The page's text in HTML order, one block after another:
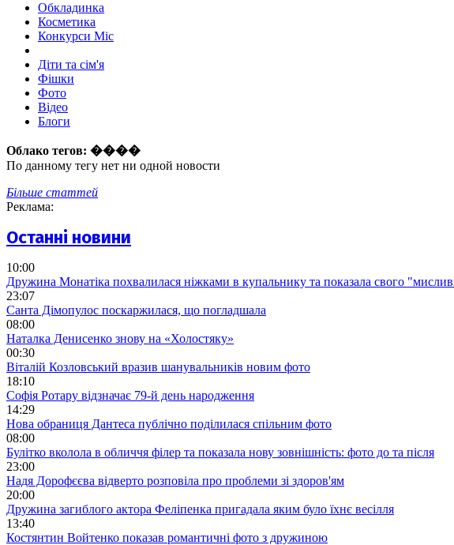
Обкладинка
Косметика
Конкурси Міс
Діти та сім'я
Фішки
Фото
Відео
Блоги
Облако тегов: ����
По данному тегу нет ни одной новости
Більше статтей
Реклама:
Останні новини
10:00
Дружина Монатіка похвалилася ніжками в купальнику та показала свого
23:07
Санта Дімопулос поскаржилася, що погладшала
08:00
Наталка Денисенко знову на «Холостяку»
00:30
Віталій Козловський вразив шанувальників новим фото
18:10
Софія Ротару відзначає 79-й день народження
14:29
Нова обраниця Дантеса публічно поділилася спільним фото
08:00
Булітко вколола в обличчя філер та показала нову зовнішність: фото до та після
23:00
Надя Дорофєєва відверто розповіла про проблеми зі здоров'ям
20:00
Дружина загиблого актора Феліпенка пригадала яким було їхнє весілля
13:40
Костянтин Войтенко показав романтичні фото з дружиною